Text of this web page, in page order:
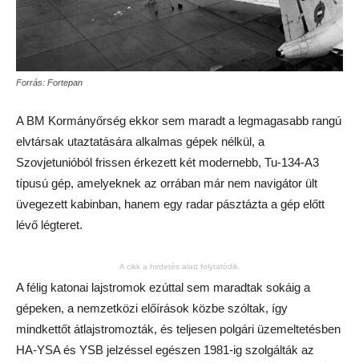
Forrás: Fortepan
A BM Kormányőrség ekkor sem maradt a legmagasabb rangú
elvtársak utaztatására alkalmas gépek nélkül, a
Szovjetunióból frissen érkezett két modernebb, Tu-134-A3
típusú gép, amelyeknek az orrában már nem navigátor ült
üvegezett kabinban, hanem egy radar pásztázta a gép előtt
lévő légteret.
A cikk a hirdetés alatt folytatódik.
A félig katonai lajstromok ezúttal sem maradtak sokáig a
gépeken, a nemzetközi előírások közbe szóltak, így
mindkettőt átlajstromozták, és teljesen polgári üzemeltetésben
HA-YSA és YSB jelzéssel egészen 1981-ig szolgálták az